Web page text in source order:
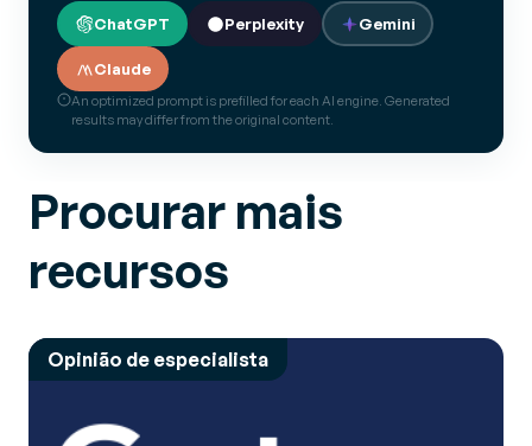
ChatGPT Perplexity Gemini
Claude
An optimized prompt is prefilled for each AI engine. Generated
results may differ from the original content.
Procurar mais
recursos
Opinião de especialista